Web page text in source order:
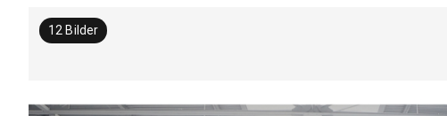
12 Bilder